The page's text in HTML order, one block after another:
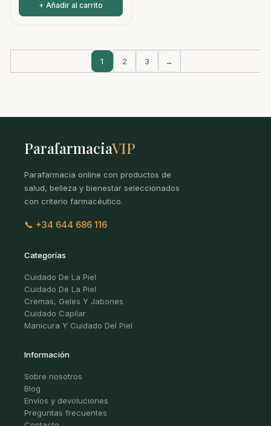
+ Añadir al carrito
1 2 3 →
ParafarmaciaVIP
Parafarmacia online con productos de
salud, belleza y bienestar seleccionados
con criterio farmacéutico.
📞 +34 644 686 116
Categorías
Cuidado De La Piel
Cuidado De La Piel
Cremas, Geles Y Jabones
Cuidado Capilar
Manicura Y Cuidado Del Piel
Información
Sobre nosotros
Blog
Envíos y devoluciones
Preguntas frecuentes